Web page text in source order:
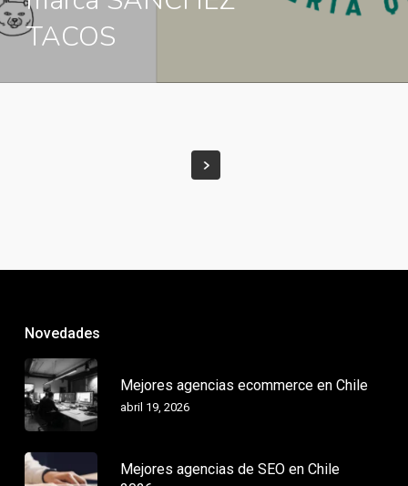
TACOS
Novedades
Mejores agencias ecommerce en Chile
abril 19, 2026
Mejores agencias de SEO en Chile